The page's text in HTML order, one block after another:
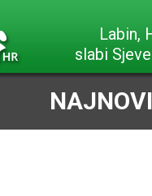
Labin,
slabi